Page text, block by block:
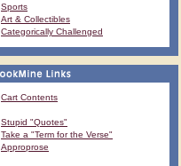
Sports
Art & Collectibles
Categorically Challenged
Cart Contents
Stupid "Quotes"
Take a "Term for the Verse"
Approprose